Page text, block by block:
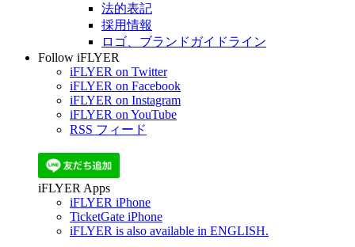
法的表記
採用情報
ロゴ、ブランドガイドライン
Follow iFLYER
iFLYER on Twitter
iFLYER on Facebook
iFLYER on Instagram
iFLYER on YouTube
RSS フィード
iFLYER Apps
iFLYER iPhone
TicketGate iPhone
iFLYER is also available in ENGLISH.